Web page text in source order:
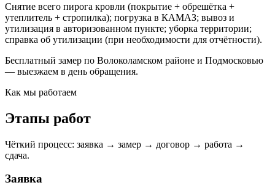
Снятие всего пирога кровли (покрытие + обрешётка +
утеплитель + стропилка); погрузка в КАМАЗ; вывоз и
утилизация в авторизованном пункте; уборка территории;
справка об утилизации (при необходимости для отчётности).
Бесплатный замер по Волоколамском районе и Подмосковью
— выезжаем в день обращения.
Как мы работаем
Этапы работ
Чёткий процесс: заявка → замер → договор → работа →
сдача.
Заявка